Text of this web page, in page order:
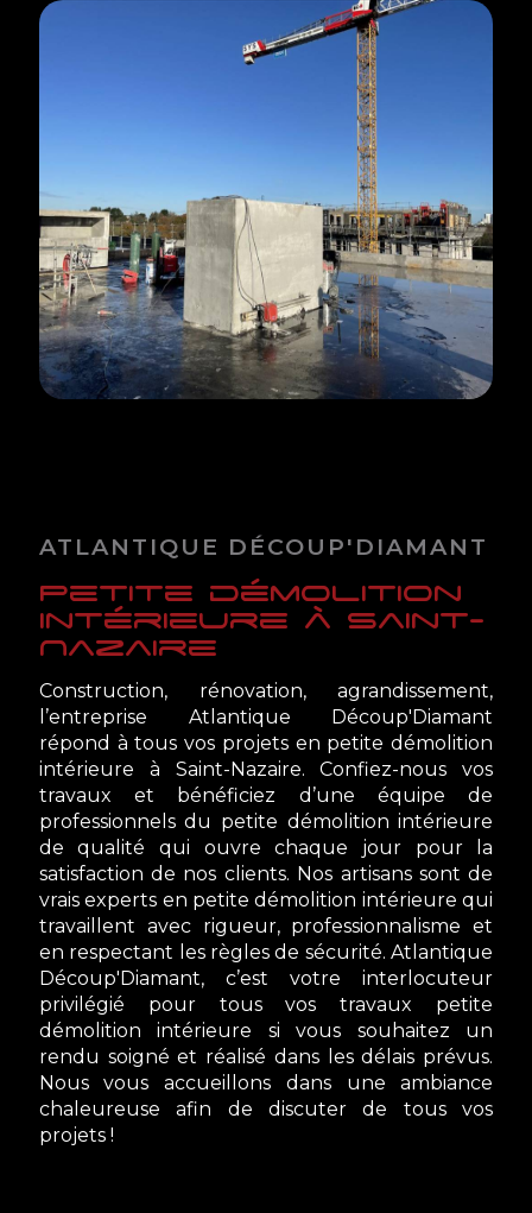
ATLANTIQUE DÉCOUP'DIAMANT
petite démolition
intérieure à Saint-
Nazaire
Construction, rénovation, agrandissement,
l’entreprise Atlantique Découp'Diamant
répond à tous vos projets en petite démolition
intérieure à Saint-Nazaire. Confiez-nous vos
travaux et bénéficiez d’une équipe de
professionnels du petite démolition intérieure
de qualité qui ouvre chaque jour pour la
satisfaction de nos clients. Nos artisans sont de
vrais experts en petite démolition intérieure qui
travaillent avec rigueur, professionnalisme et
en respectant les règles de sécurité. Atlantique
Découp'Diamant, c’est votre interlocuteur
privilégié pour tous vos travaux petite
démolition intérieure si vous souhaitez un
rendu soigné et réalisé dans les délais prévus.
Nous vous accueillons dans une ambiance
chaleureuse afin de discuter de tous vos
projets !